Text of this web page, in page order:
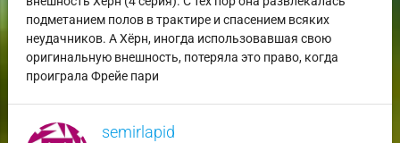
подметанием полов в трактире и спасением всяких
неудачников. А Хёрн, иногда использовавшая свою
оригинальную внешность, потеряла это право, когда
проиграла Фрейе пари
semirlapid